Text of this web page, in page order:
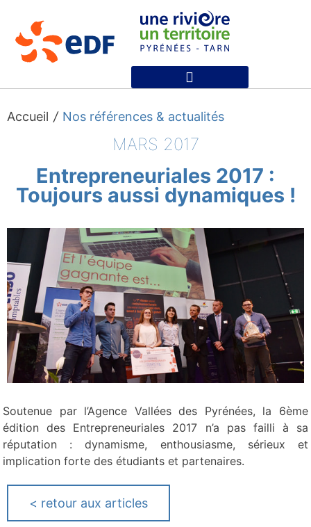
Accueil / Nos références & actualités
MARS 2017
Entrepreneuriales 2017 :
Toujours aussi dynamiques !
Soutenue par l’Agence Vallées des Pyrénées, la 6ème
édition des Entrepreneuriales 2017 n’a pas failli à sa
réputation : dynamisme, enthousiasme, sérieux et
implication forte des étudiants et partenaires.
< retour aux articles